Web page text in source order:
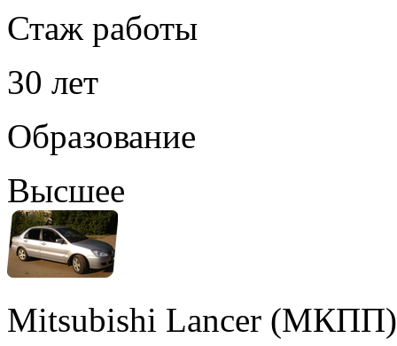
Стаж работы
30 лет
Образование
Высшее
Mitsubishi Lancer (МКПП)